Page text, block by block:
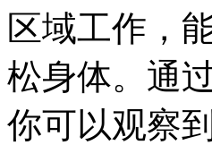
区域工作，
松身体。通
你可以观察